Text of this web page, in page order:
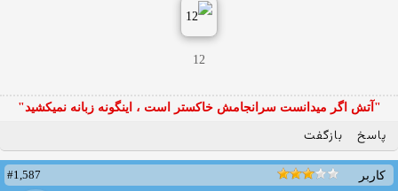
12
"آتش اگر ميدانست سرانجامش خاكستر است ، اينگونه زبانه نميكشيد"
پاسخ بازگفت
کاربر
#1,587